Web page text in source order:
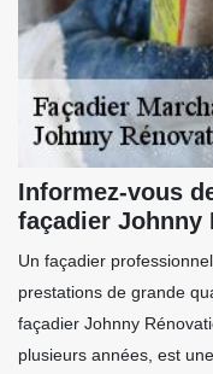
Informez-vous
façadier Johnny
Un façadier
prestations de grande
façadier Johnny
plusieurs années, est